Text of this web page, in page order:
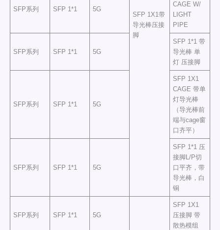
SFP 1X1带
导光棒压接
脚
SFP系列 SFP 1*1 5G
CAGE W/
LIGHT
PIPE
SFP系列 SFP 1*1 5G
SFP 1*1 带
导光棒 单
灯 压接脚
SFP系列 SFP 1*1 5G
SFP 1X1
CAGE 带单
灯导光棒
（导光棒前
端与cage窗
口齐平）
SFP系列 SFP 1*1 5G
SFP 1*1 压
接脚L/P切
口平齐，带
导光棒，白
铜
SFP系列 SFP 1*1 5G
SFP 1X1
压接脚 带
散热模组